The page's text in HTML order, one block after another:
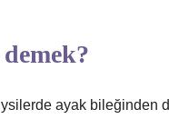
ayak bileğinden